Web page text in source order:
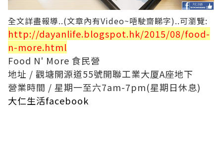
全文詳盡報導..(文章內有Video~唔駛齋睇字)..可瀏覽:
http://dayanlife.blogspot.hk/2015/08/food-
n-more.html
Food N' More 食民營
地址 / 觀塘開源道55號開聯工業大厦A座地下
營業時間 / 星期一至六7am-7pm(星期日休息)
大仁生活facebook